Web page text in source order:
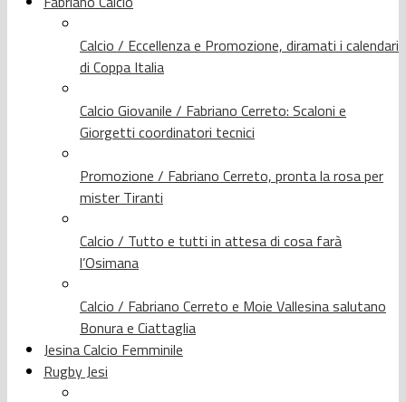
Calcio / Eccellenza e Promozione, diramati i calendari
di Coppa Italia
Calcio Giovanile / Fabriano Cerreto: Scaloni e
Giorgetti coordinatori tecnici
Promozione / Fabriano Cerreto, pronta la rosa per
mister Tiranti
Calcio / Tutto e tutti in attesa di cosa farà
l’Osimana
Calcio / Fabriano Cerreto e Moie Vallesina salutano
Bonura e Ciattaglia
Jesina Calcio Femminile
Rugby Jesi